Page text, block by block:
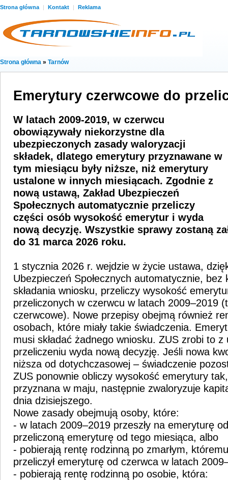
Strona główna | Kontakt | Reklama
Strona główna » Tarnów
Emerytury czerwcowe do
W latach 2009-2019, w czerwcu
obowiązywały niekorzystne dla
ubezpieczonych zasady waloryzacji
składek, dlatego emerytury przyznawane w
tym miesiącu były niższe, niż emerytury
ustalone w innych miesiącach. Zgodnie z
nową ustawą, Zakład Ubezpieczeń
Społecznych automatycznie przeliczy
części osób wysokość emerytur i wyda
nową decyzję. Wszystkie sprawy zostaną
do 31 marca 2026 roku.
1 stycznia 2026 r. wejdzie w życie ustawa,
Ubezpieczeń Społecznych automatycznie, bez
składania wniosku, przeliczy wysokość
przeliczonych w czerwcu w latach 2009–2019
czerwcowe). Nowe przepisy obejmą również
osobach, które miały takie świadczenia.
musi składać żadnego wniosku. ZUS zrobi to z
przeliczeniu wyda nową decyzję. Jeśli nowa
niższa od dotychczasowej – świadczenie
ZUS ponownie obliczy wysokość emerytury
przyznana w maju, następnie zwaloryzuje
dnia dzisiejszego.
Nowe zasady obejmują osoby, które:
- w latach 2009–2019 przeszły na emeryturę
przeliczoną emeryturę od tego miesiąca, albo
- pobierają rentę rodzinną po zmarłym,
przeliczył emeryturę od czerwca w latach
- pobierają rentę rodzinną po osobie, która: